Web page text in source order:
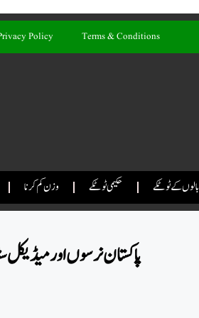
Policy Terms & Conditions
وزن کم کرنا حکیمی ٹوٹکے بالوں کے ٹوٹکے
پاکستان نرسوں اور میڈیکل